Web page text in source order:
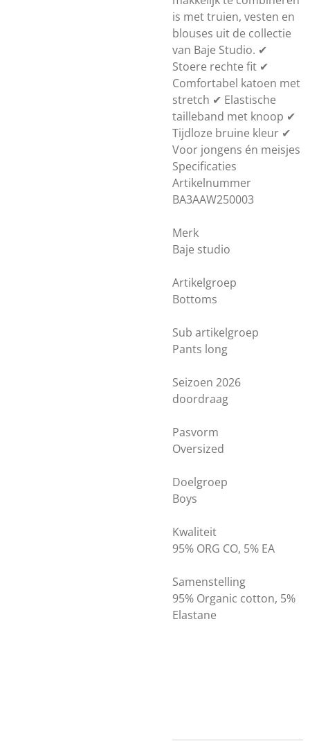
is met truien, vesten en
blouses uit de collectie
van Baje Studio. ✔
Stoere rechte fit ✔
Comfortabel katoen met
stretch ✔ Elastische
tailleband met knoop ✔
Tijdloze bruine kleur ✔
Voor jongens én meisjes
Specificaties
Artikelnummer
BA3AAW250003
Merk
Baje studio
Artikelgroep
Bottoms
Sub artikelgroep
Pants long
Seizoen 2026
doordraag
Pasvorm
Oversized
Doelgroep
Boys
Kwaliteit
95% ORG CO, 5% EA
Samenstelling
95% Organic cotton, 5%
Elastane